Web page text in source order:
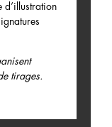
d’illustration
tirages.